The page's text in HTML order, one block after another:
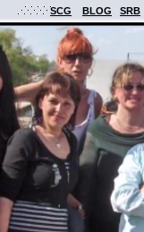
SCG BLOG SRB